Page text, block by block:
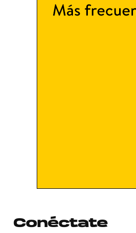
Conéctate